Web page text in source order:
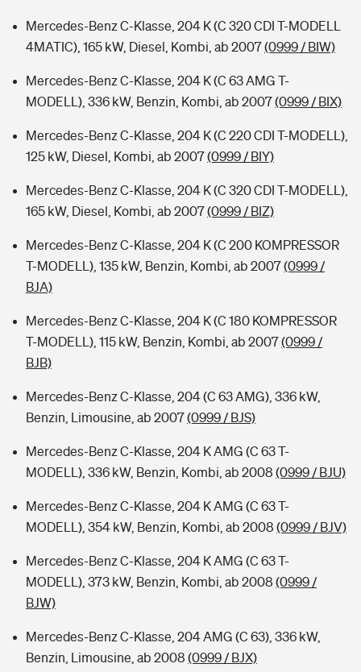
Mercedes-Benz C-Klasse, 204 K (C 320 CDI T-MODELL
4MATIC), 165 kW, Diesel, Kombi, ab 2007(0999 / BIW)
Mercedes-Benz C-Klasse, 204 K (C 63 AMG T-
MODELL), 336 kW, Benzin, Kombi, ab 2007(0999 / BIX)
Mercedes-Benz C-Klasse, 204 K (C 220 CDI T-MODELL),
125 kW, Diesel, Kombi, ab 2007(0999 / BIY)
Mercedes-Benz C-Klasse, 204 K (C 320 CDI T-MODELL),
165 kW, Diesel, Kombi, ab 2007(0999 / BIZ)
Mercedes-Benz C-Klasse, 204 K (C 200 KOMPRESSOR
T-MODELL), 135 kW, Benzin, Kombi, ab 2007(0999 /
BJA)
Mercedes-Benz C-Klasse, 204 K (C 180 KOMPRESSOR
T-MODELL), 115 kW, Benzin, Kombi, ab 2007(0999 /
BJB)
Mercedes-Benz C-Klasse, 204 (C 63 AMG), 336 kW,
Benzin, Limousine, ab 2007(0999 / BJS)
Mercedes-Benz C-Klasse, 204 K AMG (C 63 T-
MODELL), 336 kW, Benzin, Kombi, ab 2008 (0999 / BJU)
Mercedes-Benz C-Klasse, 204 K AMG (C 63 T-
MODELL), 354 kW, Benzin, Kombi, ab 2008 (0999 / BJV)
Mercedes-Benz C-Klasse, 204 K AMG (C 63 T-
MODELL), 373 kW, Benzin, Kombi, ab 2008 (0999 /
BJW)
Mercedes-Benz C-Klasse, 204 AMG (C 63), 336 kW,
Benzin, Limousine, ab 2008 (0999 / BJX)